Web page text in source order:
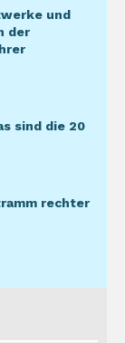
und
der
sind die 20
rechter